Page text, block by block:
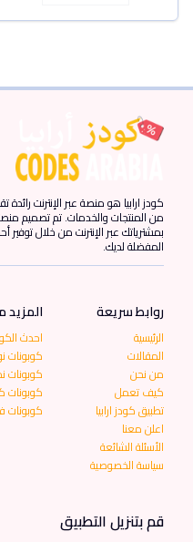
كودز ارابيا هو منصة عبر الإنترنت
من المنتجات والخدمات. تم تصميم
بمشترياتك عبر الإنترنت من خلال
المفضلة لديك.
روابط سريعة
الرئيسية
المقالات
من نحن
كيف تعمل
تطبيق كودز ارابيا
اعلن معنا
الأسئلة الشائعة
سياسة الخصوصية
المزيد
احدث
كوبونات
كوبونات
قم بتنزيل التطبيق